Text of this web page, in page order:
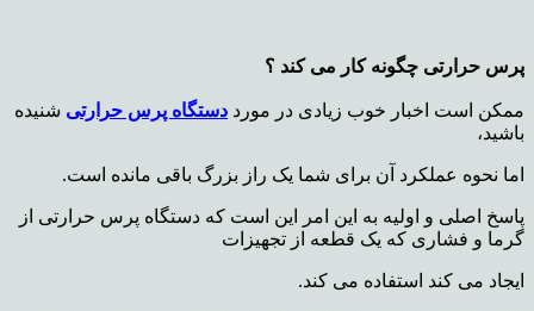
پرس حرارتی چگونه کار می کند ؟
ممکن است اخبار خوب زیادی در مورد دستگاه پرس حرارتی شنیده
باشید،
اما نحوه عملکرد آن برای شما یک راز بزرگ باقی مانده است.
پاسخ اصلی و اولیه به این امر این است که دستگاه پرس حرارتی از
گرما و فشاری که یک قطعه از تجهیزات
یجاد می کند استفاده می کند.